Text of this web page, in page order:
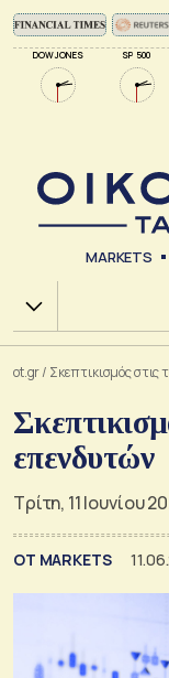
DOW JONES SP 500
MARKETS
Χ.Α.
ot.gr/ Σκεπτικισμός στις
επενδυτών
Τρίτη, 11 Ιουνίου
ΟΤ MARKETS